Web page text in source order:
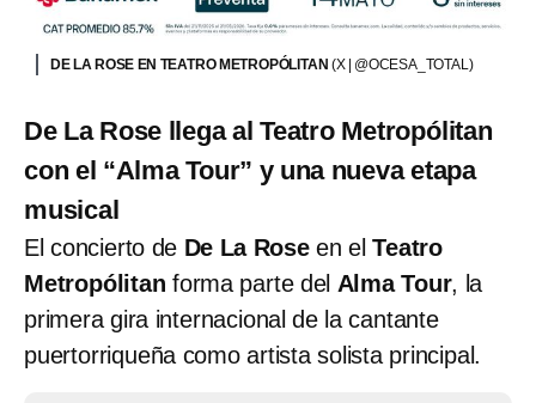
DE LA ROSE EN TEATRO METROPÓLITAN (X | @OCESA_TOTAL)
De La Rose llega al Teatro Metropólitan
con el “Alma Tour” y una nueva etapa
musical
El concierto de De La Roseen elTeatro
Metropólitan forma parte del Alma Tour, la
primera gira internacional de la cantante
puertorriqueña como artista solista principal.